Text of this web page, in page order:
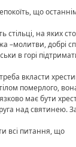
що
стільці, на яких
–молитви, добрі
в горі
вкласти
померлого,
має бути
над святинею.
всі питання, що